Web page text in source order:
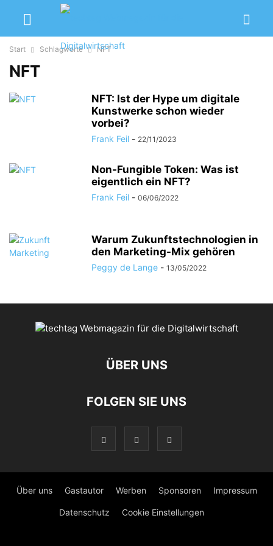
Start Schlagworte NFT
NFT
NFT: Ist der Hype um digitale
Kunstwerke schon wieder
vorbei?
Frank Feil - 22/11/2023
Non-Fungible Token: Was ist
eigentlich ein NFT?
Frank Feil - 06/06/2022
Warum Zukunftstechnologien in
den Marketing-Mix gehören
Peggy de Lange - 13/05/2022
ÜBER UNS
FOLGEN SIE UNS
Über uns Gastautor Werben Sponsoren Impressum
Datenschutz Cookie Einstellungen